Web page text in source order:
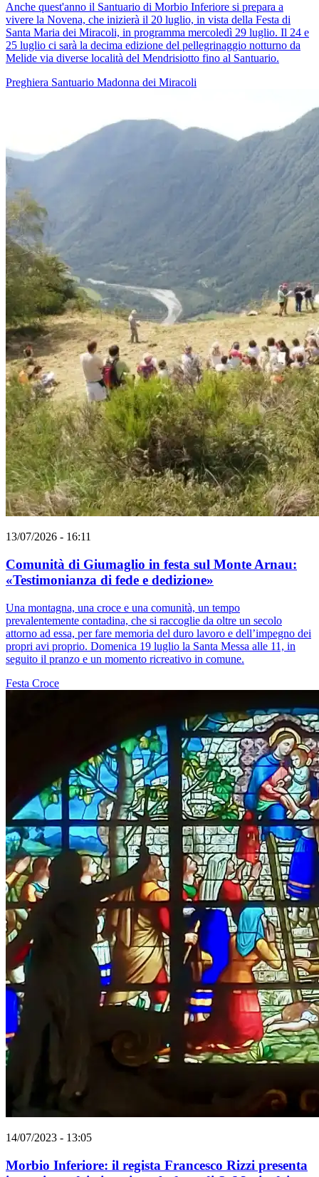
Anche quest'anno il Santuario di Morbio Inferiore si prepara a
vivere la Novena, che inizierà il 20 luglio, in vista della Festa di
Santa Maria dei Miracoli, in programma mercoledì 29 luglio. Il 24 e
25 luglio ci sarà la decima edizione del pellegrinaggio notturno da
Melide via diverse località del Mendrisiotto fino al Santuario.
Preghiera Santuario Madonna dei Miracoli
13/07/2026 - 16:11
Comunità di Giumaglio in festa sul Monte Arnau:
«Testimonianza di fede e dedizione»
Una montagna, una croce e una comunità, un tempo
prevalentemente contadina, che si raccoglie da oltre un secolo
attorno ad essa, per fare memoria del duro lavoro e dell’impegno dei
propri avi proprio. Domenica 19 luglio la Santa Messa alle 11, in
seguito il pranzo e un momento ricreativo in comune.
Festa Croce
14/07/2023 - 13:05
Morbio Inferiore: il regista Francesco Rizzi presenta